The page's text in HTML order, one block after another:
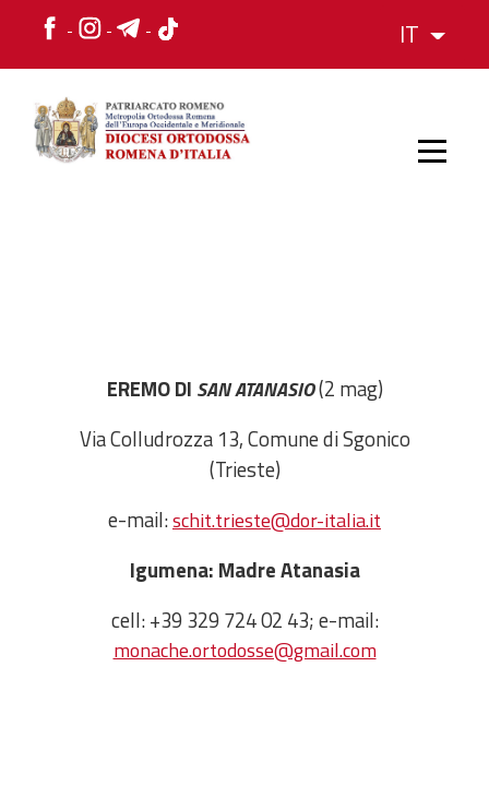
IT
VESCOVO
L'ORGANIZZAZIONE
L'ORGANIZZAZIONE
Amministrativa
Monasteri,
monumenti
Diaconie
EREMO DI SAN ATANASIO(2 mag)
Via Colludrozza 13, Comune di Sgonico
(Trieste)
e-mail:schit.trieste@dor-italia.it
Igumena: Madre Atanasia
cell: +39 329 724 02 43; e-mail:
monache.ortodosse@gmail.com